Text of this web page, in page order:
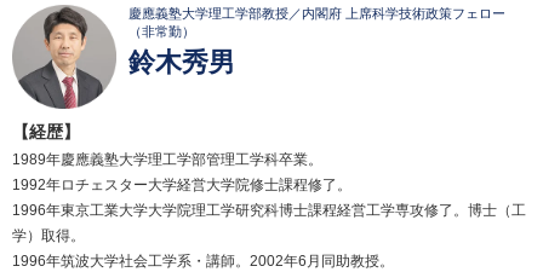
慶應義塾大学理工学部教授／内閣府 上席科学技術政策フェロー
（非常勤）
鈴木秀男
【経歴】
1989年慶應義塾大学理工学部管理工学科卒業。
1992年ロチェスター大学経営大学院修士課程修了。
1996年東京工業大学大学院理工学研究科博士課程経営工学専攻修了。博士（工
学）取得。
1996年筑波大学社会工学系・講師。2002年6月同助教授。